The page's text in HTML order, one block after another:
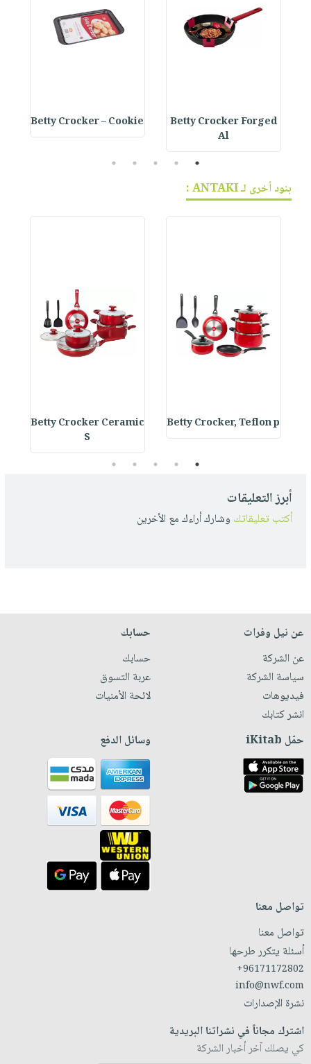
Betty Crocker Forged
Al
Betty Crocker – Cookie
1
2
3
4
5
بنود أخرى لـ ANTAKI :
Betty Crocker, Teflon p
Betty Crocker Ceramic
S
1
2
3
4
5
أبرز التعليقات
أكتب تعليقاتك وشارك أراءك مع الأخرين
عن نيل وفرات
عن الشركة
سياسة الشركة
فيديوهات
انشر كتابك
حسابك
حسابك
عربة التسوق
لائحة الأمنيات
حمّل iKitab وسائل الدفع
تواصل معنا
تواصل معنا
أسئلة يتكرر طرحها
+96171172802
info@nwf.com
نشرة الإصدارات
اشترك مجاناً في نشراتنا البريدية
كي يصلك آخر أخبار الشركة